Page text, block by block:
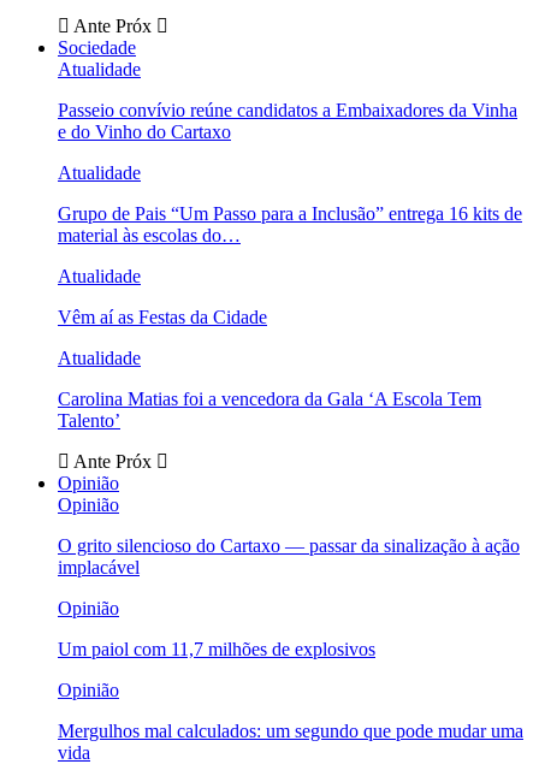
Ante Próx
Sociedade
Atualidade
Passeio convívio reúne candidatos a Embaixadores da Vinha
e do Vinho do Cartaxo
Atualidade
Grupo de Pais “Um Passo para a Inclusão” entrega 16 kits de
material às escolas do…
Atualidade
Vêm aí as Festas da Cidade
Atualidade
Carolina Matias foi a vencedora da Gala ‘A Escola Tem
Talento’
Ante Próx
Opinião
Opinião
O grito silencioso do Cartaxo — passar da sinalização à ação
implacável
Opinião
Um paiol com 11,7 milhões de explosivos
Opinião
Mergulhos mal calculados: um segundo que pode mudar uma
vida